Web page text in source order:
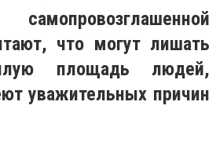
самопровозглашенной
что могут лишать
площадь людей,
уважительных причин